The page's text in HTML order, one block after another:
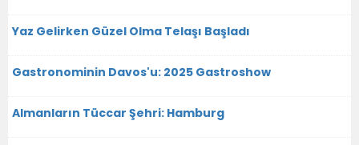
Yaz Gelirken Güzel Olma Telaşı Başladı
Gastronominin Davos'u: 2025 Gastroshow
Almanların Tüccar Şehri: Hamburg